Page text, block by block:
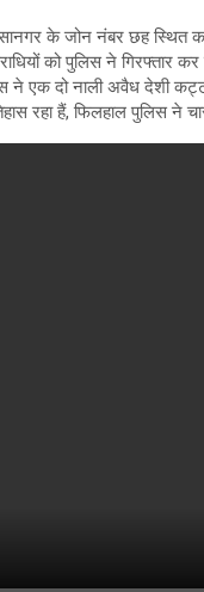
के जोन नंबर छह स्थित
को पुलिस ने गिरफ्तार
ने एक दो नाली अवैध देशी
रहा हैं, फिलहाल पुलिस ने